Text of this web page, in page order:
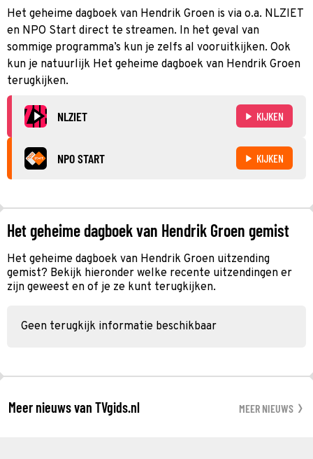
Het geheime dagboek van Hendrik Groen is via o.a. NLZIET
en NPO Start direct te streamen. In het geval van
sommige programma’s kun je zelfs al vooruitkijken. Ook
kun je natuurlijk Het geheime dagboek van Hendrik Groen
terugkijken.
NLZIET KIJKEN
NPO START KIJKEN
Het geheime dagboek van Hendrik Groen gemist
Het geheime dagboek van Hendrik Groen uitzending
gemist? Bekijk hieronder welke recente uitzendingen er
zijn geweest en of je ze kunt terugkijken.
Geen terugkijk informatie beschikbaar
Meer nieuws van TVgids.nl MEER NIEUWS